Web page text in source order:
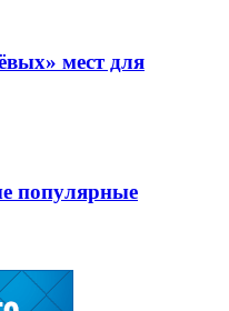
мест для
популярные